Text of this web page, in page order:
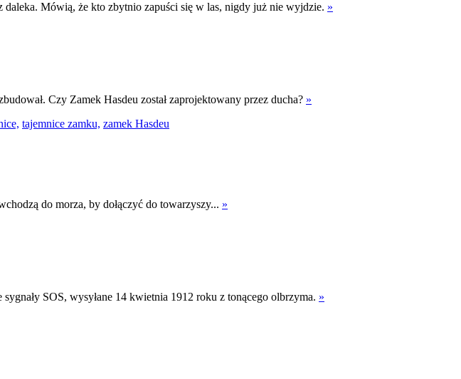
Mówią, że kto zbytnio zapuści się w las, nigdy już nie wyjdzie. »
Czy Zamek Hasdeu został zaprojektowany przez ducha? »
tajemnice zamku, zamek Hasdeu
do morza, by dołączyć do towarzyszy... »
SOS, wysyłane 14 kwietnia 1912 roku z tonącego olbrzyma. »